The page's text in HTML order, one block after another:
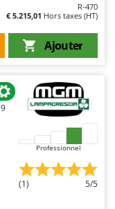
R-470
€ 5.215,01 Hors taxes (HT)
Ajouter
Professionnel
(1) 5/5